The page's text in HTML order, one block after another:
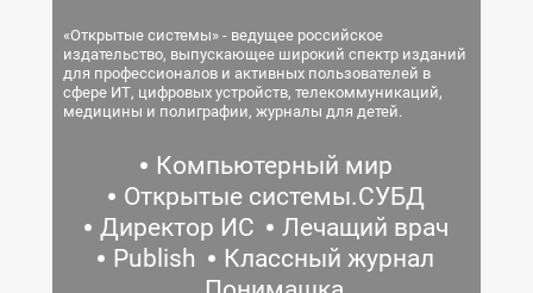
«Открытые системы» - ведущее российское
издательство, выпускающее широкий спектр изданий
для профессионалов и активных пользователей в
сфере ИТ, цифровых устройств, телекоммуникаций,
медицины и полиграфии, журналы для детей.
Компьютерный мир
Открытые системы.СУБД
Директор ИС
Лечащий врач
Publish
Классный журнал